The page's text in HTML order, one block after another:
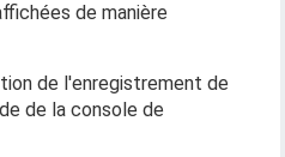
de manière
de l'enregistrement de
de la console de